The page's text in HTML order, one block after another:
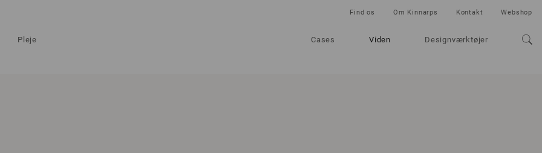
Pleje Cases Viden Designværktøjer
Find os Om Kinnarps Kontakt Webshop